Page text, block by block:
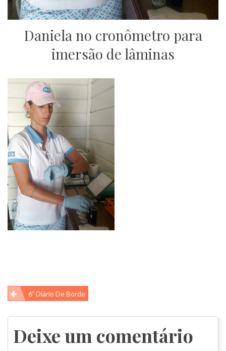
Daniela no cronômetro para
imersão de lâminas
Navegação
de
Post
6º Diário De Bordo
Deixe um comentário